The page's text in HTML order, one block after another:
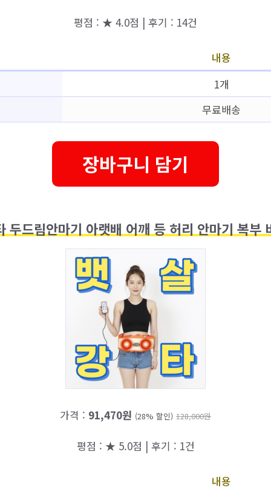
평점 : ★ 4.0점 | 후기 : 14건
내용
1개
무료배송
장바구니 담기
두드림안마기 아랫배 어깨 등 허리 안마기 복부
가격 : 91,470원 (28% 할인) 128,000원
평점 : ★ 5.0점 | 후기 : 1건
내용